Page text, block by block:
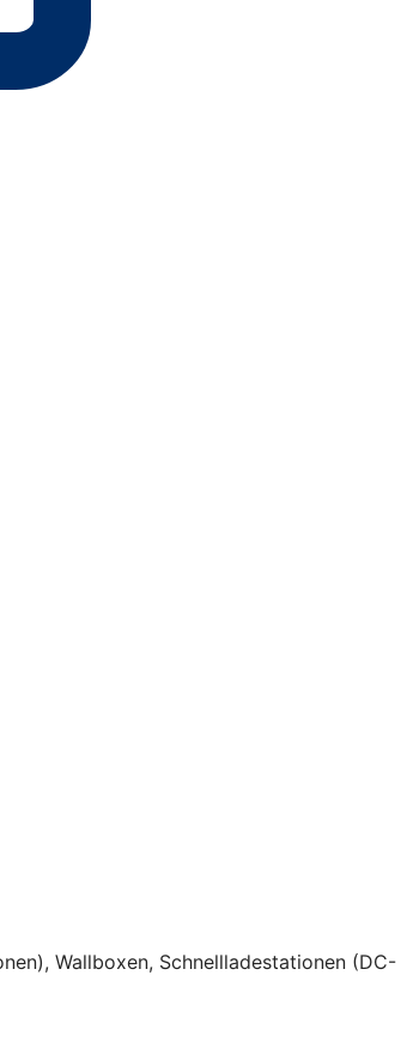
Wallboxen, Schnellladestationen (DC-